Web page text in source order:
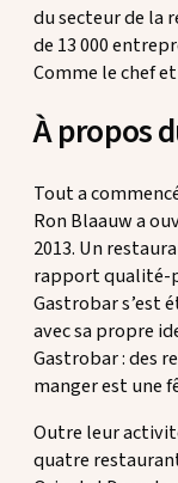
du secteur de la
de 13 000
Comme le chef
À propos
Tout a
Ron Blaauw a
2013. Un
rapport qualité-
Gastrobar s’est
avec sa propre
Gastrobar : des
manger est une
Outre leur
quatre